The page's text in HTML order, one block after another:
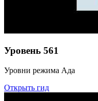
Уровень 561
Уровни режима Ада
Открыть гид